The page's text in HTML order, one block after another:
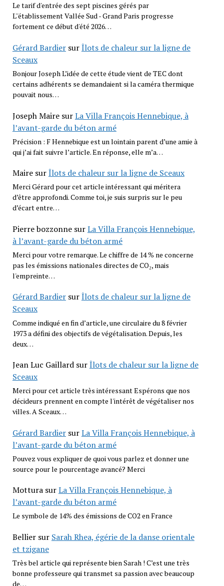
Le tarif d'entrée des sept piscines gérés par
L''établissement Vallée Sud - Grand Paris progresse
fortement ce début d'été 2026…
Gérard BardiersurÎlots de chaleur sur la ligne de
Sceaux
Bonjour Joseph L’idée de cette étude vient de TEC dont
certains adhérents se demandaient si la caméra thermique
pouvait nous…
Joseph MairesurLa Villa François Hennebique, à
l’avant-garde du béton armé
Précision : F Hennebique est un lointain parent d’une amie à
qui j’ai fait suivre l’article. En réponse, elle m’a…
MairesurÎlots de chaleur sur la ligne de Sceaux
Merci Gérard pour cet article intéressant qui méritera
d’être approfondi. Comme toi, je suis surpris sur le peu
d’écart entre…
Pierre bozzonnesurLa Villa François Hennebique,
à l’avant-garde du béton armé
Merci pour votre remarque. Le chiffre de 14 % ne concerne
pas les émissions nationales directes de CO₂, mais
l'empreinte…
Gérard BardiersurÎlots de chaleur sur la ligne de
Sceaux
Comme indiqué en fin d’article, une circulaire du 8 février
1973 a défini des objectifs de végétalisation. Depuis, les
deux…
Jean Luc GaillardsurÎlots de chaleur sur la ligne de
Sceaux
Merci pour cet article très intéressant Espérons que nos
décideurs prennent en compte l'intérêt de végétaliser nos
villes. A Sceaux…
Gérard BardiersurLa Villa François Hennebique, à
l’avant-garde du béton armé
Pouvez vous expliquer de quoi vous parlez et donner une
source pour le pourcentage avancé? Merci
MotturasurLa Villa François Hennebique, à
l’avant-garde du béton armé
Le symbole de 14% des émissions de CO2 en France
Belliersur Sarah Rhea, égérie de la danse orientale
et tzigane
Très bel article qui représente bien Sarah ! C’est une très
bonne professeure qui transmet sa passion avec beaucoup
de…